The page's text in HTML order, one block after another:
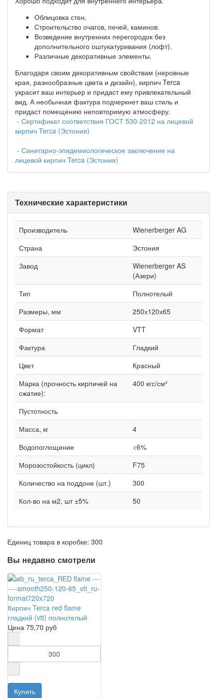
Облицовка стен.
Строительство очагов, печей, каминов.
Возведение внутренних перегородок без
дополнительного оштукатуривания (лофт).
Различные декоративные элементы.
Благодаря своим декоративным свойствам (неровные
края, разнообразные цвета и дизайн), кирпич Terca
украсит ваш интерьер и придаст ему привлекательный
вид. А необычная фактура подчеркнет ваш стиль и
придаст помещению неповторимую атмосферу.
- Сертификат соответствия ГОСТ 530-2012 на лицевой
кирпич Terca (Эстония)
- Санитарно-эпидемиологическое заключение на
лицевой кирпич Terca (Эстония)
Технические характеристики
Производитель
Wienerberger AG
Страна
Эстония
Завод
Wienerberger AS
(Азери)
Тип
Полнотелый
Размеры, мм
250х120х65
Формат
VTT
Фактура
Гладкий
Цвет
Красный
Марка (прочность кирпичей на
сжатие):
400 кгс/см²
Пустотность
Масса, кг
4
Водопоглощение
<6%
Морозостойкость (цикл)
F75
Количество на поддоне (шт.)
300
Кол-во на м2, шт ±5%
50
Единиц товара в коробке: 300
Вы недавно смотрели
Кирпич Terca red flame
гладкий (vtt) полнотелый
Цена 75,70 руб